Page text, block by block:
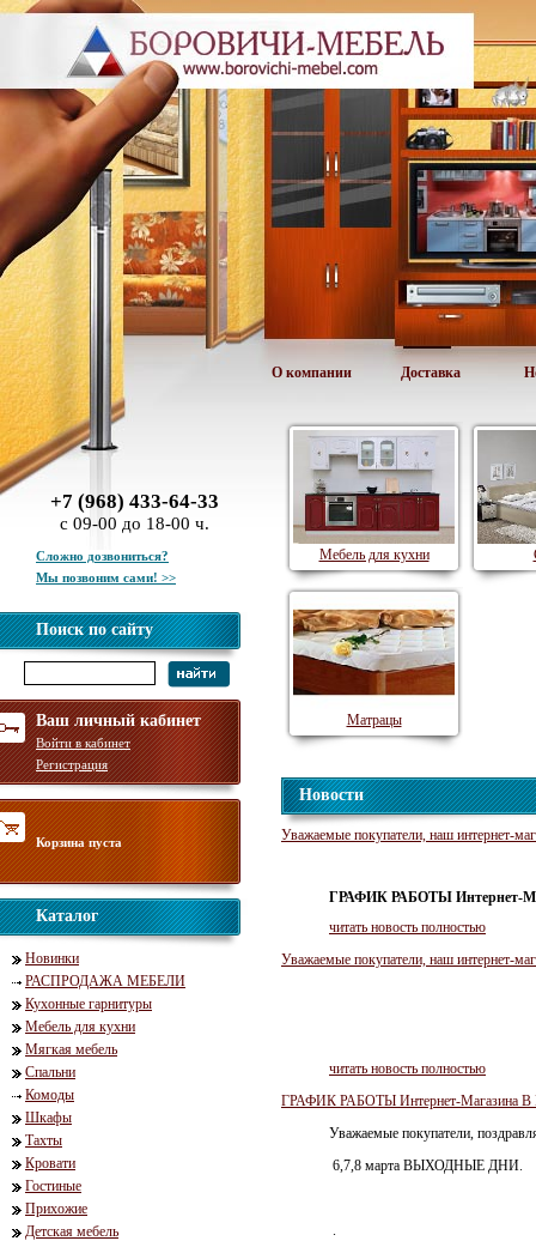
О компании Доставка
+7 (968) 433-64-33
с 09-00 до 18-00 ч.
Сложно дозвониться?
Мы позвоним сами! >>
Поиск по сайту
Ваш личный кабинет
Войти в кабинет
Регистрация
Корзина пуста
Каталог
Новинки
РАСПРОДАЖА МЕБЕЛИ
Кухонные гарнитуры
Мебель для кухни
Мягкая мебель
Спальни
Комоды
Шкафы
Тахты
Кровати
Гостиные
Прихожие
Детская мебель
Мебель для кухни
Матрацы
Новости
Уважаемые покупатели, наш
ГРАФИК РАБОТЫ Интернет-
читать новость полностью
Уважаемые покупатели, наш
читать новость полностью
ГРАФИК РАБОТЫ Интернет-
Уважаемые покупатели,
6,7,8 марта ВЫХОДНЫЕ ДНИ.
.